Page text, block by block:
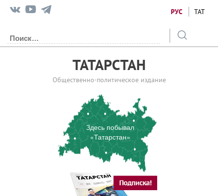
РУС ТАТ
ТАТАРСТАН
Общественно-политическое издание
Здесь побывал
«Татарстан»